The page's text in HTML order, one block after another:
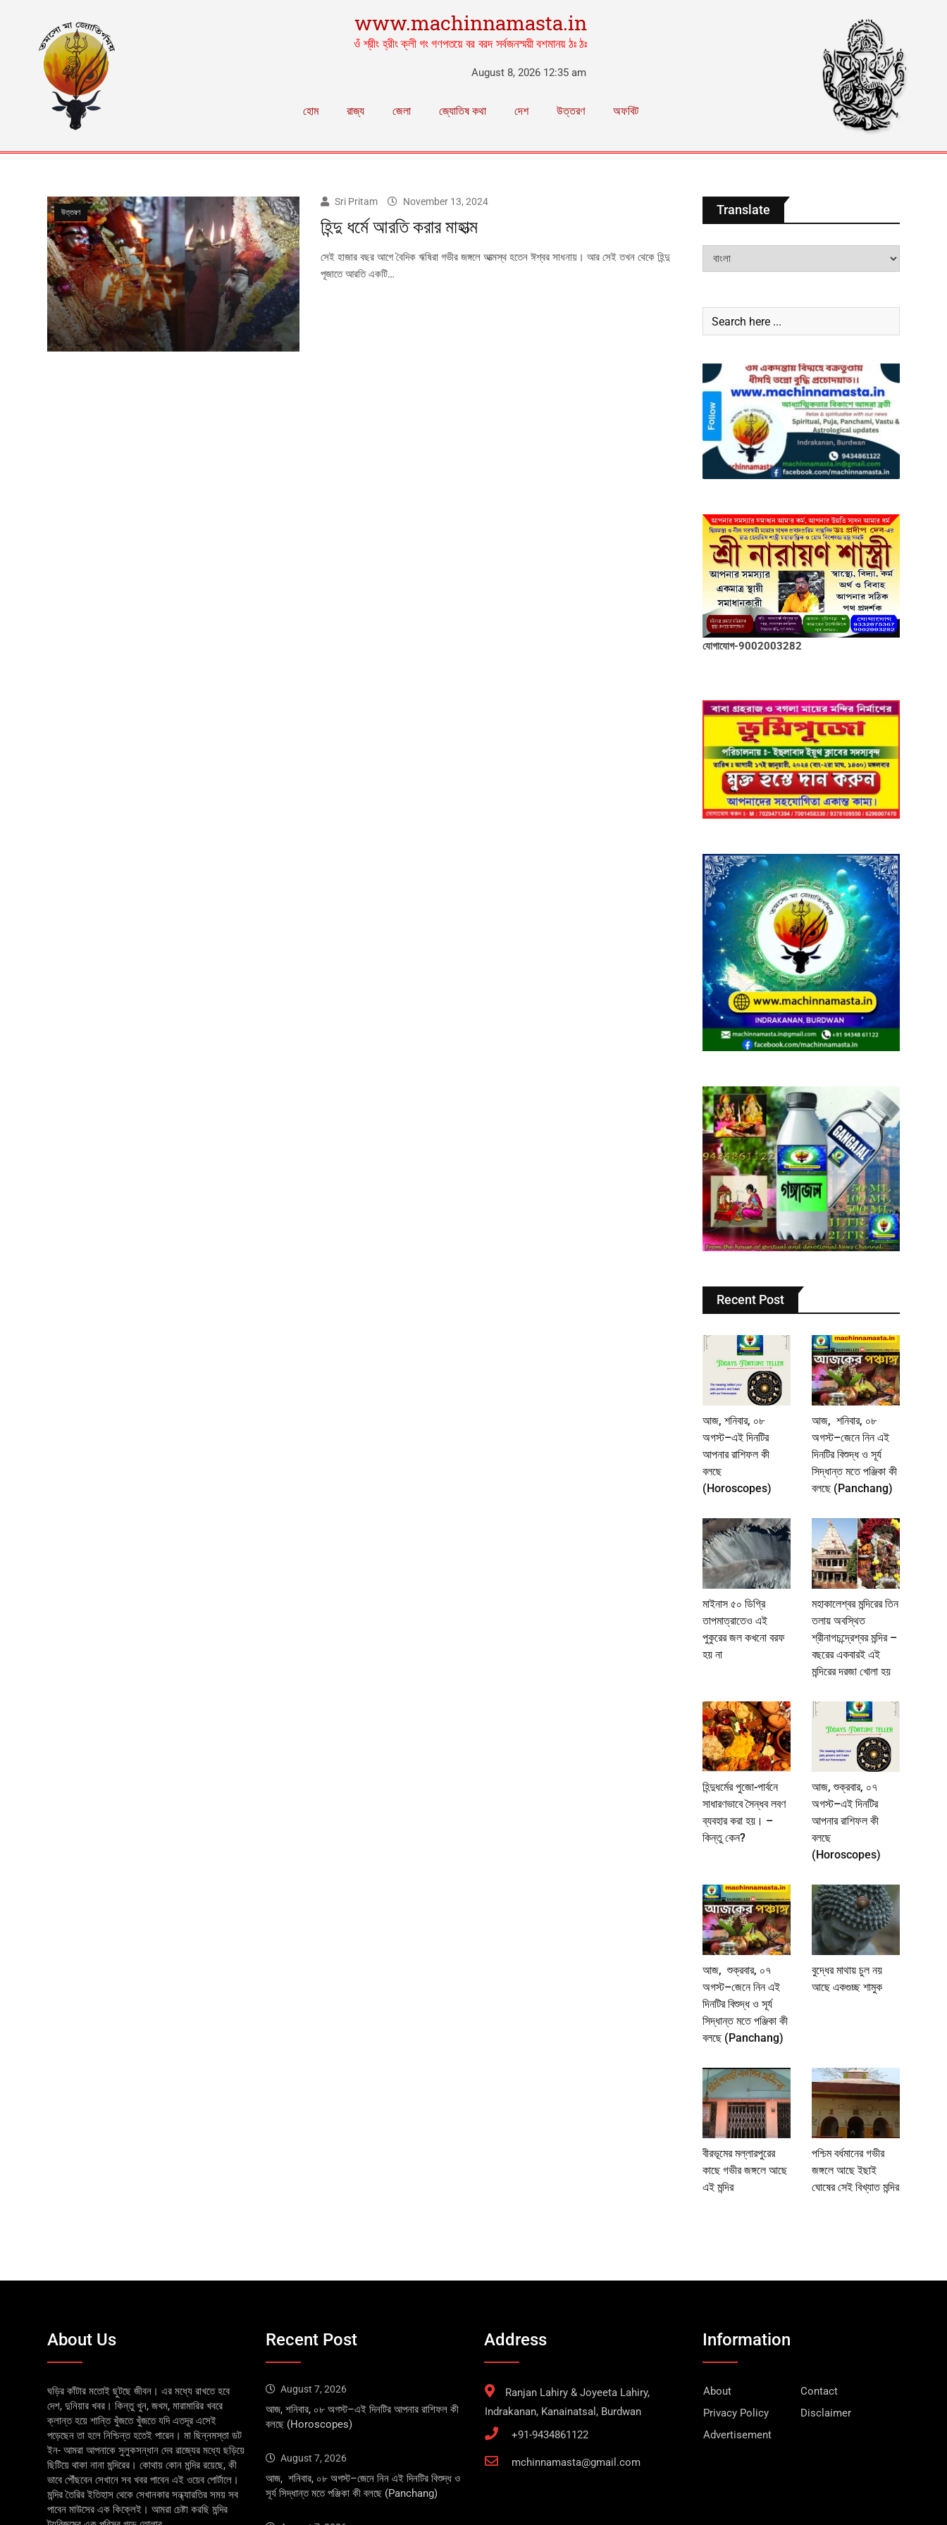
www.machinnamasta.in
ওঁ শ্রীং হ্রীং ক্লী গং গণপতয়ে বর বরদ সর্বজনস্ময়ী বশমানয় ঠঃ ঠঃ
August 8, 2026 12:35 am
হোম রাজ্য জেলা জ্যোতিষ কথা দেশ উত্তরণ অফবিট
উত্তরণ
Sri Pritam November 13, 2024
হিন্দু ধর্মে আরতি করার মাহাত্ম
সেই হাজার বছর আগে বৈদিক ঋষিরা গভীর জঙ্গলে আত্মস্থ হতেন ঈশ্বর সাধনায়। আর সেই তখন থেকে হিন্দু
পূজাতে আরতি একটি…
Translate
যোগাযোগ-9002003282
Recent Post
আজ, শনিবার, ০৮
অগস্ট–এই দিনটির
আপনার রাশিফল কী
বলছে
(Horoscopes)
আজ, শনিবার, ০৮
অগস্ট–জেনে নিন এই
দিনটির বিশুদ্ধ ও সূর্য
সিদ্ধান্ত মতে পঞ্জিকা কী
বলছে (Panchang)
মাইনাস ৫০ ডিগ্রি
তাপমাত্রাতেও এই
পুকুরের জল কখনো বরফ
হয় না
মহাকালেশ্বর মন্দিরের তিন
তলায় অবস্থিত
শ্রীনাগচন্দ্রেশ্বর মন্দির –
বছরের একবারই এই
মন্দিরের দরজা খোলা হয়
হিন্দুধর্মের পুজো-পার্বনে
সাধারণভাবে সৈন্ধব লবণ
ব্যবহার করা হয়। –
কিন্তু কেন?
আজ, শুক্রবার, ০৭
অগস্ট–এই দিনটির
আপনার রাশিফল কী
বলছে
(Horoscopes)
আজ, শুক্রবার, ০৭
অগস্ট–জেনে নিন এই
দিনটির বিশুদ্ধ ও সূর্য
সিদ্ধান্ত মতে পঞ্জিকা কী
বলছে (Panchang)
বুদ্ধের মাথায় চুল নয়
আছে একগুচ্ছ শামুক
বীরভূমের মল্লারপুরের
কাছে গভীর জঙ্গলে আছে
এই মন্দির
পশ্চিম বর্ধমানের গভীর
জঙ্গলে আছে ইছাই
ঘোষের সেই বিখ্যাত মন্দির
About Us
ঘড়ির কাঁটার মতোই ছুটছে জীবন। এর মধ্যে রাখতে হবে
দেশ, দুনিয়ার খবর। কিন্তু খুন, জখম, মারামারির খবরে
ক্লান্ত হয়ে শান্তি খুঁজতে খুঁজতে যদি এতদূর এসেই
পড়েছেন তা হলে নিশ্চিন্ত হতেই পারেন। মা ছিন্নমস্তা ডট
ইন- আমরা আপনাকে সুলুকসন্ধান দেব রাজ্যের মধ্যে ছড়িয়ে
ছিটিয়ে থাকা নানা মন্দিরের। কোথায় কোন মন্দির রয়েছে, কী
ভাবে পৌঁছবেন সেখানে সব খবর পাবেন এই ওয়েব পোর্টালে।
মন্দির তৈরির ইতিহাস থেকে সেখানকার সন্ধ্যারতির সময় সব
পাবেন মাউসের এক কিক্লেই। আমরা চেষ্টা করছি মন্দির
Recent Post
August 7, 2026
আজ, শনিবার, ০৮ অগস্ট–এই দিনটির আপনার রাশিফল কী
বলছে (Horoscopes)
August 7, 2026
আজ, শনিবার, ০৮ অগস্ট–জেনে নিন এই দিনটির বিশুদ্ধ ও
সূর্য সিদ্ধান্ত মতে পঞ্জিকা কী বলছে (Panchang)
Address
Ranjan Lahiry & Joyeeta Lahiry,
Indrakanan, Kanainatsal, Burdwan
+91-9434861122
mchinnamasta@gmail.com
Information
About
Contact
Privacy Policy
Disclaimer
Advertisement